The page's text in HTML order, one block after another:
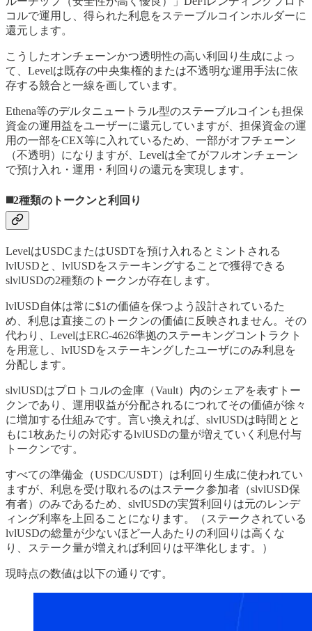
コルで運用し、得られた利息をステーブルコインホルダーに
還元します。
こうしたオンチェーンかつ透明性の高い利回り生成によっ
て、Levelは既存の中央集権的または不透明な運用手法に依
存する競合と一線を画しています。
Ethena等のデルタニュートラル型のステーブルコインも担保
資金の運用益をユーザーに還元していますが、担保資金の運
用の一部をCEX等に入れているため、一部がオフチェーン
（不透明）になりますが、Levelは全てがフルオンチェーン
で預け入れ・運用・利回りの還元を実現します。
◼️2種類のトークンと利回り
LevelはUSDCまたはUSDTを預け入れるとミントされる
lvlUSDと、lvlUSDをステーキングすることで獲得できる
slvlUSDの2種類のトークンが存在します。
lvlUSD自体は常に$1の価値を保つよう設計されているた
め、利息は直接このトークンの価値に反映されません。その
代わり、LevelはERC-4626準拠のステーキングコントラクト
を用意し、lvlUSDをステーキングしたユーザにのみ利息を
分配します。
slvlUSDはプロトコルの金庫（Vault）内のシェアを表すトー
クンであり、運用収益が分配されるにつれてその価値が徐々
に増加する仕組みです。言い換えれば、slvlUSDは時間とと
もに1枚あたりの対応するlvlUSDの量が増えていく利息付与
トークンです。
すべての準備金（USDC/USDT）は利回り生成に使われてい
ますが、利息を受け取れるのはステーク参加者（slvlUSD保
有者）のみであるため、slvlUSDの実質利回りは元のレンデ
ィング利率を上回ることになります。（ステークされている
lvlUSDの総量が少ないほど一人あたりの利回りは高くな
り、ステーク量が増えれば利回りは平準化します。）
現時点の数値は以下の通りです。